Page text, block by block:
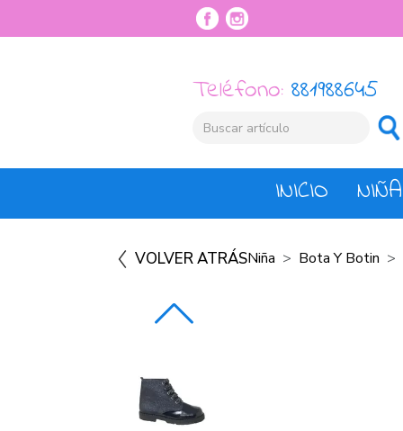
Teléfono: 881988645
INICIO NIÑA
VOLVER ATRÁSNiña Bota Y Botin